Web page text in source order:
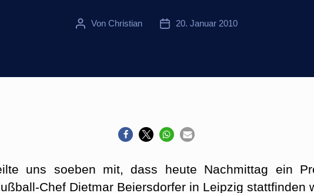
Beitragsautor
Von Christian Veröffentlichungsdatum
20. Januar 2010
uns soeben mit, dass heute Nachmittag ein
Chef Dietmar Beiersdorfer in Leipzig stattfinden